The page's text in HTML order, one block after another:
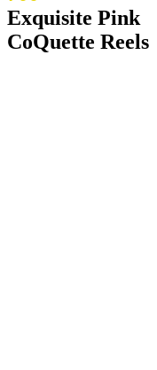
Exquisite Pink
CoQuette Reels